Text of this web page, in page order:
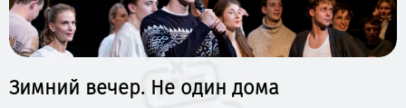
Зимний вечер. Не один дома